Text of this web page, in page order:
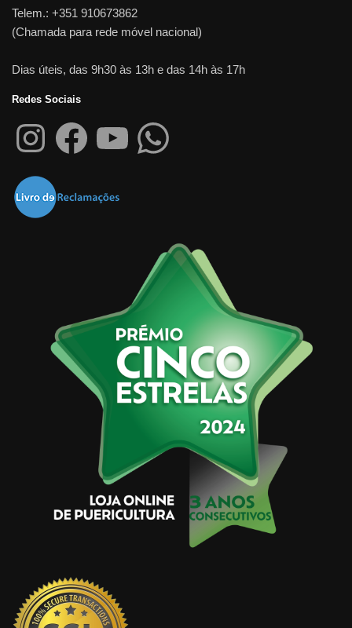
Telem.: +351 910673862
(Chamada para rede móvel nacional)
Dias úteis, das 9h30 às 13h e das 14h às 17h
Redes Sociais